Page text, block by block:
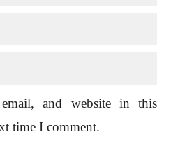
and website in this
time I comment.